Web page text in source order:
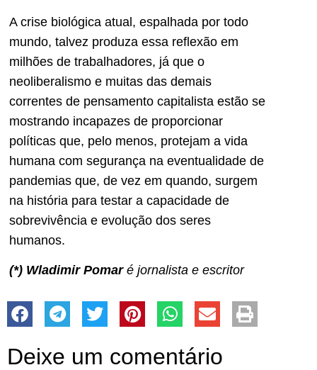
A crise biológica atual, espalhada por todo
mundo, talvez produza essa reflexão em
milhões de trabalhadores, já que o
neoliberalismo e muitas das demais
correntes de pensamento capitalista estão se
mostrando incapazes de proporcionar
políticas que, pelo menos, protejam a vida
humana com segurança na eventualidade de
pandemias que, de vez em quando, surgem
na história para testar a capacidade de
sobrevivência e evolução dos seres
humanos.
(*) Wladimir Pomaré jornalista e escritor
Deixe um comentário